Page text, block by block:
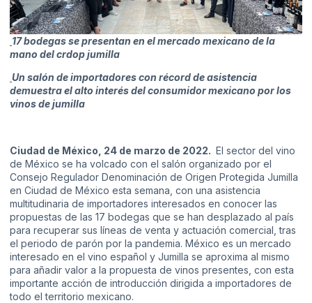
17 bodegas se presentan en el mercado mexicano de la
mano del crdop jumilla
Un salón de importadores con récord de asistencia
demuestra el alto interés del consumidor mexicano por los
vinos de jumilla
Ciudad de México, 24 de marzo de 2022. El sector del vino
de México se ha volcado con el salón organizado por el
Consejo Regulador Denominación de Origen Protegida Jumilla
en Ciudad de México esta semana, con una asistencia
multitudinaria de importadores interesados en conocer las
propuestas de las 17 bodegas que se han desplazado al país
para recuperar sus líneas de venta y actuación comercial, tras
el periodo de parón por la pandemia. México es un mercado
interesado en el vino español y Jumilla se aproxima al mismo
para añadir valor a la propuesta de vinos presentes, con esta
importante acción de introducción dirigida a importadores de
todo el territorio mexicano.